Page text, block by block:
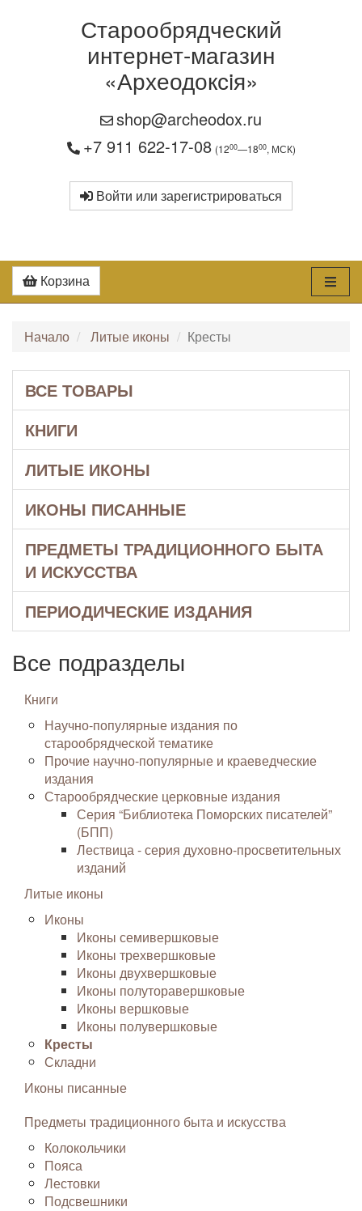
Старообрядческий
интернет-магазин
«Археодоксiя»
shop@archeodox.ru
+7 911 622-17-08 (1200—1800, МСК)
Войти или зарегистрироваться
Корзина
Начало Литые иконы Кресты
ВСЕ ТОВАРЫ
КНИГИ
ЛИТЫЕ ИКОНЫ
ИКОНЫ ПИСАННЫЕ
ПРЕДМЕТЫ ТРАДИЦИОННОГО БЫТА
И ИСКУССТВА
ПЕРИОДИЧЕСКИЕ ИЗДАНИЯ
Все подразделы
Книги
Научно-популярные издания по
старообрядческой тематике
Прочие научно-популярные и краеведческие
издания
Старообрядческие церковные издания
Серия “Библиотека Поморских писателей”
(БПП)
Лествица - серия духовно-просветительных
изданий
Литые иконы
Иконы
Иконы семивершковые
Иконы трехвершковые
Иконы двухвершковые
Иконы полуторавершковые
Иконы вершковые
Иконы полувершковые
Кресты
Складни
Иконы писанные
Предметы традиционного быта и искусства
Колокольчики
Пояса
Лестовки
Подсвешники